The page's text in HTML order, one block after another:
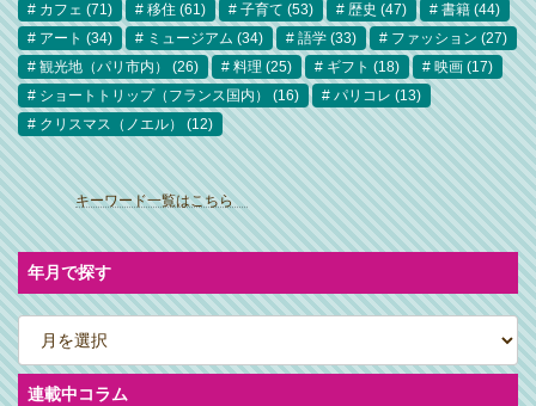
カフェ (71) 移住 (61) 子育て (53) 歴史 (47) 書籍 (44)
アート (34) ミュージアム (34) 語学 (33) ファッション (27)
観光地（パリ市内）
(26) 料理 (25) ギフト (18) 映画 (17)
ショートトリップ（フランス国内）
(16) パリコレ (13)
クリスマス（ノエル）
(12)
ア
イ
コ
ン
リ
ン
ク
キーワード一覧はこちら
年月で探す
ア
ー
カ
イ
ブ連載中コラム